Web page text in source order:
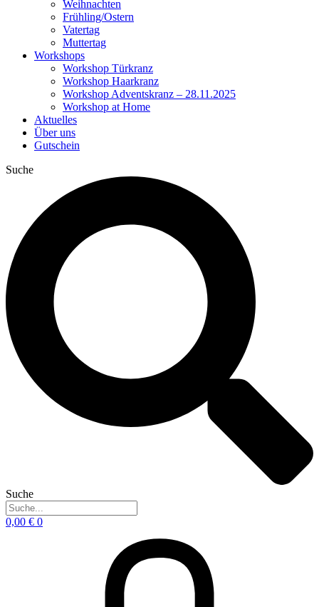
Weihnachten
Frühling/Ostern
Vatertag
Muttertag
Workshops
Workshop Türkranz
Workshop Haarkranz
Workshop Adventskranz – 28.11.2025
Workshop at Home
Aktuelles
Über uns
Gutschein
Suche
Suche
0,00 € 0